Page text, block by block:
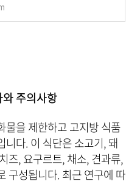
주의사항
물을 제한하고 고지방 식품
니다. 이 식단은 소고기, 돼
즈, 요구르트, 채소, 견과류,
구성됩니다. 최근 연구에 따